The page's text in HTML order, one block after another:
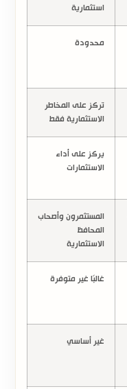
استثمارية
محدودة
تركز على المخاطر
الاستثمارية فقط
يركز على أداء
الاستثمارات
المستثمرون وأصحاب
المحافظ
الاستثمارية
غالبًا غير متوفرة
غير أساسي